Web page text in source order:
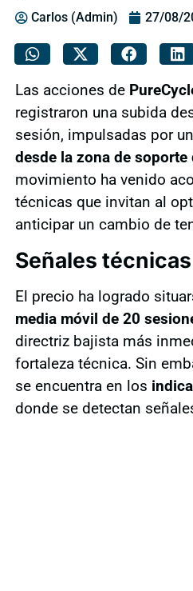
Carlos (Admin) 27/08/
Las acciones de
registraron una subida
sesión, impulsadas por un
desde la zona de
movimiento ha venido
técnicas que invitan al
anticipar un cambio de
Señales
El precio ha logrado
media móvil de 20
directriz bajista más
fortaleza técnica. Sin
se encuentra en los
donde se detectan